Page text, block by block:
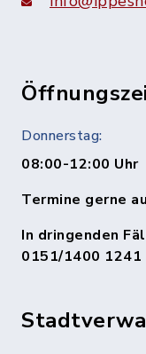
Donnerstag:
08:00-12:00 Uhr
Termine gerne
In dringenden
0151/1400 1241